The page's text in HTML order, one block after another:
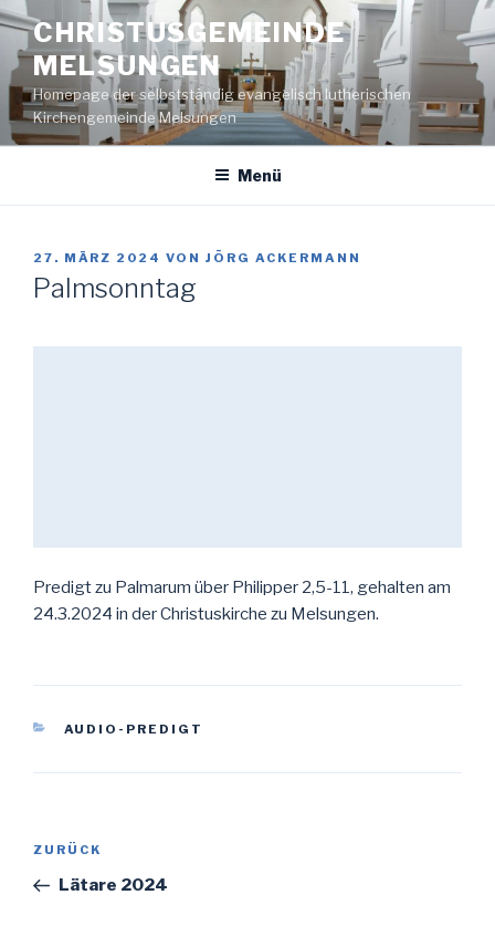
Zum
Inhalt
springen
CHRISTUSGEMEINDE
MELSUNGEN
Homepage der selbstständig evangelisch lutherischen
Kirchengemeinde Melsungen
Menü
VERÖFFENTLICHT
AM
27. MÄRZ 2024 VON JÖRG ACKERMANN
Palmsonntag
Predigt zu Palmarum über Philipper 2,5-11, gehalten am
24.3.2024 in der Christuskirche zu Melsungen.
KATEGORIEN
AUDIO-PREDIGT
Beitragsnavigation
Vorheriger
Beitrag
ZURÜCK
Lätare 2024